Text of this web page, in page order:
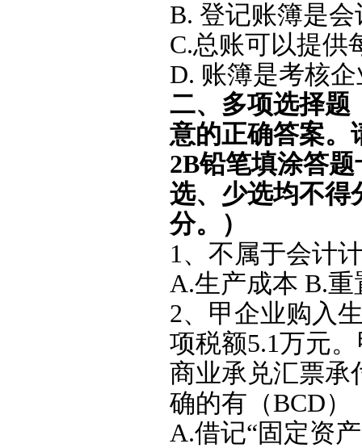
B. 登记账簿是
C.总账可以提供
D. 账簿是考核
二、多项选择题
意的正确答案。
2B铅笔填涂答
选、少选均不得
分。）
1、不属于会计
A.生产成本 B.
2、甲企业购入
项税额5.1万元
商业承兑汇票承
确的有（BCD）
A.借记“固定资